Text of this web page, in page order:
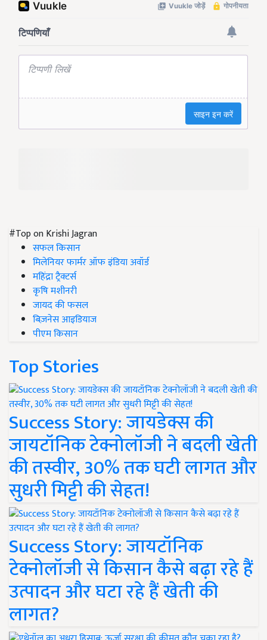
#Top on Krishi Jagran
सफल किसान
मिलेनियर फार्मर ऑफ इंडिया अवॉर्ड
महिंद्रा ट्रैक्टर्स
कृषि मशीनरी
जायद की फसल
बिज़नेस आइडियाज
पीएम किसान
Top Stories
Success Story: जायडेक्स की
जायटॉनिक टेक्नोलॉजी ने बदली खेती
की तस्वीर, 30% तक घटी लागत और
सुधरी मिट्टी की सेहत!
Success Story: जायटॉनिक
टेक्नोलॉजी से किसान कैसे बढ़ा रहे हैं
उत्पादन और घटा रहे हैं खेती की
लागत?